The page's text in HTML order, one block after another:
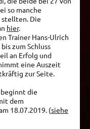
so manche
Die
hier.
Trainer Hans-Ulrich
zum Schluss
an Erfolg und
eine Auszeit
zur Seite.
die
dem
18.07.2019. (siehe